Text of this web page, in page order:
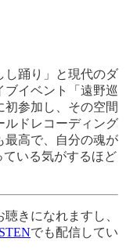
し踊り」と現代のダ
ブイベント「遠野巡
参加し、その空間
ルドレコーディング
最高で、自分の魂が
ている気がするほど
きになれますし、
でも配信してい